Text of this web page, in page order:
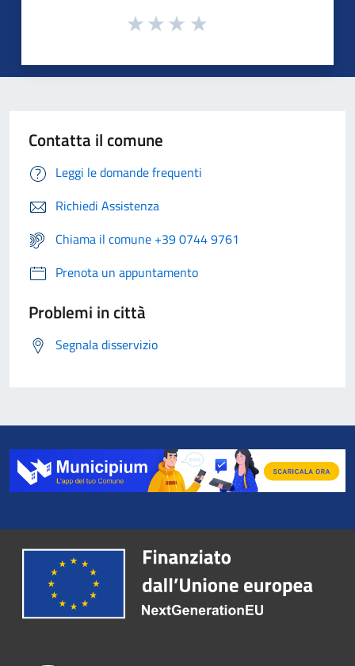
Contatta il comune
Leggi le domande frequenti
Richiedi Assistenza
Chiama il comune +39 0744 9761
Prenota un appuntamento
Problemi in città
Segnala disservizio